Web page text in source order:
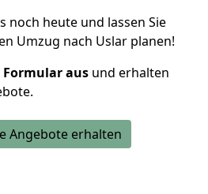
noch heute und lassen Sie
Umzug nach Uslar planen!
Formular aus und erhalten
Angebote erhalten